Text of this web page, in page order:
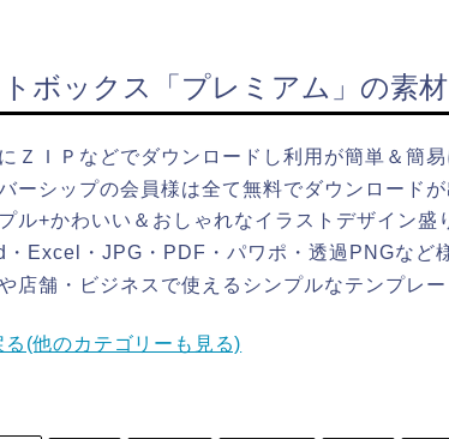
ボックス「プレミアム」の素材
ＺＩＰなどでダウンロードし利用が簡単＆簡
ーシップの会員様は全て無料でダウンロードが
ル+かわいい＆おしゃれなイラストデザイン盛
・Excel・JPG・PDF・パワポ・透過PNGなど
店舗・ビジネスで使えるシンプルなテンプレ
(他のカテゴリーも見る)